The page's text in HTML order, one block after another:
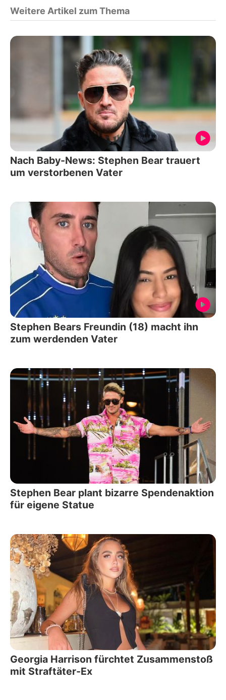
Weitere Artikel zum Thema
Nach Baby-News: Stephen Bear trauert
um verstorbenen Vater
Stephen Bears Freundin (18) macht ihn
zum werdenden Vater
Stephen Bear plant bizarre Spendenaktion
für eigene Statue
Georgia Harrison fürchtet Zusammenstoß
mit Straftäter-Ex